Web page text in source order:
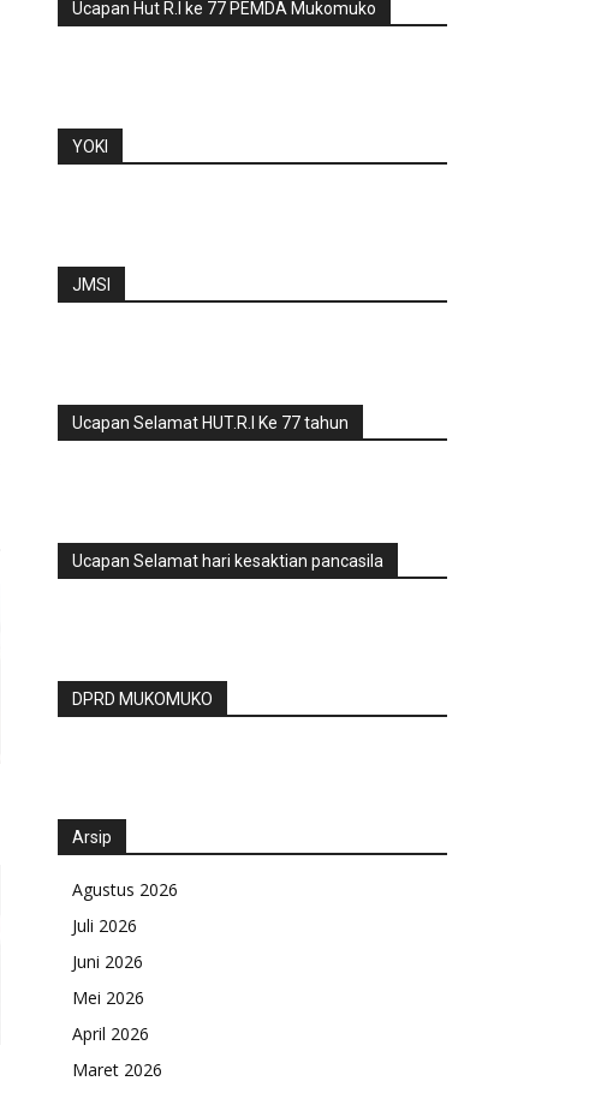
Ucapan Hut R.I ke 77 PEMDA Mukomuko
YOKI
JMSI
Ucapan Selamat HUT.R.I Ke 77 tahun
Ucapan Selamat hari kesaktian pancasila
DPRD MUKOMUKO
Arsip
Agustus 2026
Juli 2026
Juni 2026
Mei 2026
April 2026
Maret 2026